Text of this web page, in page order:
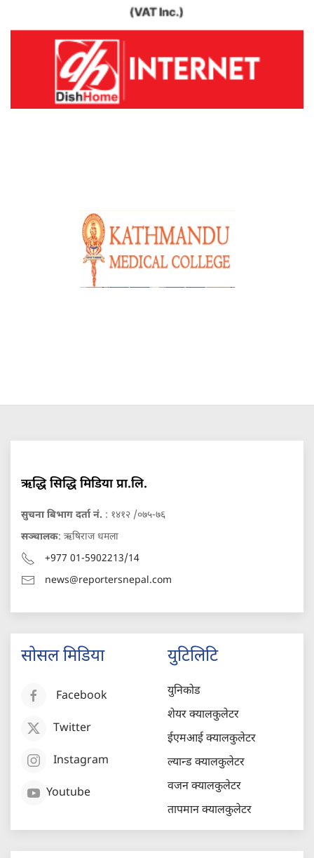
ऋद्धि सिद्धि मिडिया प्रा.लि.
सुचना बिभाग दर्ता नं. : १४१२ /०७५-७६
सञ्चालक: ऋषिराज धमला
+977 01-5902213/14
news@reportersnepal.com
सोसल मिडिया
Facebook
Twitter
Instagram
Youtube
युटिलिटि
युनिकोड
शेयर क्यालकुलेटर
ईएमआई क्यालकुलेटर
ल्यान्ड क्यालकुलेटर
वजन क्यालकुलेटर
तापमान क्यालकुलेटर